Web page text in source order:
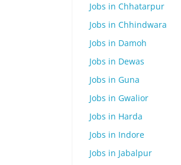
Jobs in Chhatarpur
Jobs in Chhindwara
Jobs in Damoh
Jobs in Dewas
Jobs in Guna
Jobs in Gwalior
Jobs in Harda
Jobs in Indore
Jobs in Jabalpur